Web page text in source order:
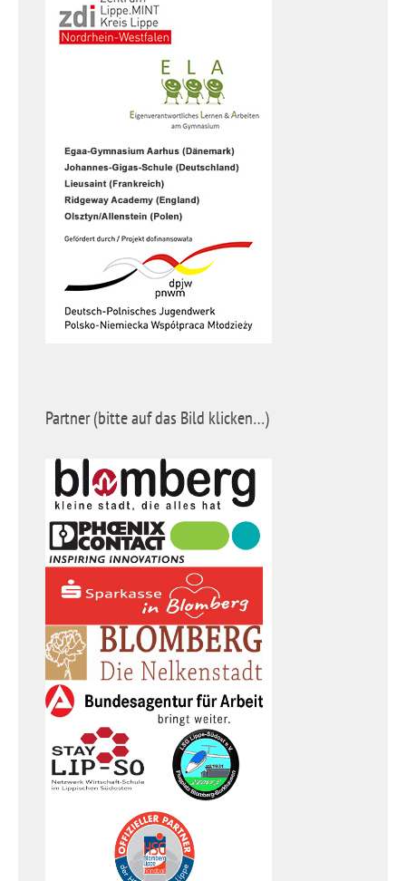
Partner (bitte auf das Bild klicken…)